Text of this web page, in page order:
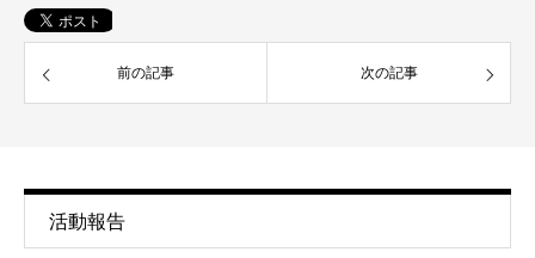
前の記事 次の記事
活動報告